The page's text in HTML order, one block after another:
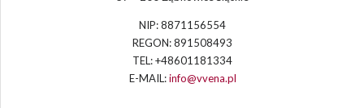
NIP: 8871156554
REGON: 891508493
TEL: +48601181334
E-MAIL:info@vvena.pl